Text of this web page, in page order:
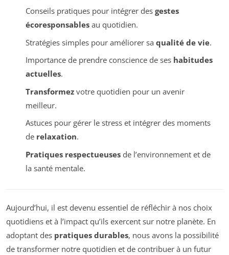
Conseils pratiques pour intégrer des gestes
écoresponsablesau quotidien.
Stratégies simples pour améliorer sa qualité de vie.
Importance de prendre conscience de ses habitudes
actuelles.
Transformezvotre quotidien pour un avenir
meilleur.
Astuces pour gérer le stress et intégrer des moments
de relaxation.
Pratiques respectueusesde l’environnement et de
la santé mentale.
Aujourd’hui, il est devenu essentiel de réfléchir à nos choix
quotidiens et à l’impact qu’ils exercent sur notre planète. En
adoptant des pratiques durables, nous avons la possibilité
de transformer notre quotidien et de contribuer à un futur